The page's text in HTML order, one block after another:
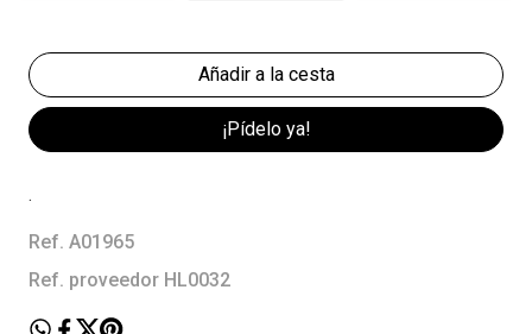
¡Pídelo ya!
.
Ref. A01965
Ref. proveedor HL0032